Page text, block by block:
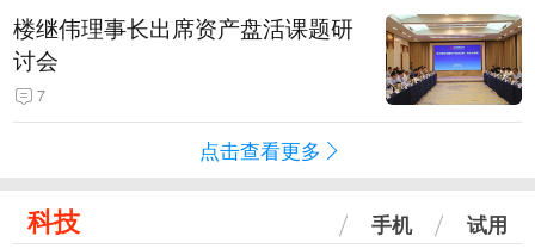
楼继伟理事长出席资产盘活课题研
讨会
7
点击查看更多
科技 手机 试用